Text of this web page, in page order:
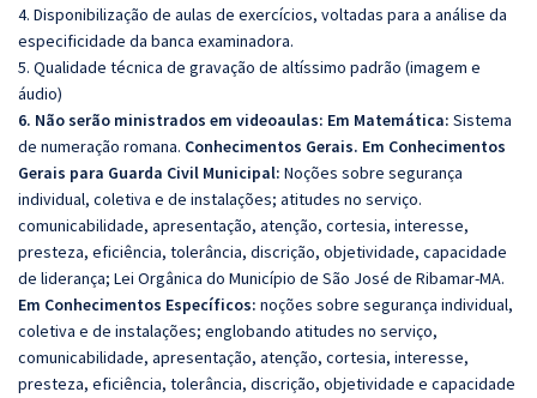
4. Disponibilização de aulas de exercícios, voltadas para a análise da
especificidade da banca examinadora.
5. Qualidade técnica de gravação de altíssimo padrão (imagem e
áudio)
6. Não serão ministrados em videoaulas: Em Matemática: Sistema
de numeração romana. Conhecimentos Gerais. Em Conhecimentos
Gerais para Guarda Civil Municipal: Noções sobre segurança
individual, coletiva e de instalações; atitudes no serviço.
comunicabilidade, apresentação, atenção, cortesia, interesse,
presteza, eficiência, tolerância, discrição, objetividade, capacidade
de liderança; Lei Orgânica do Município de São José de Ribamar-MA.
Em Conhecimentos Específicos: noções sobre segurança individual,
coletiva e de instalações; englobando atitudes no serviço,
comunicabilidade, apresentação, atenção, cortesia, interesse,
presteza, eficiência, tolerância, discrição, objetividade e capacidade